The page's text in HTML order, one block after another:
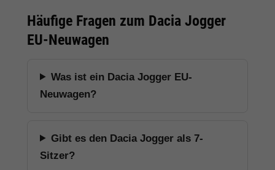
Häufige Fragen zum Dacia Jogger
EU-Neuwagen
Was ist ein Dacia Jogger EU-
Neuwagen?
Gibt es den Dacia Jogger als 7-
Sitzer?